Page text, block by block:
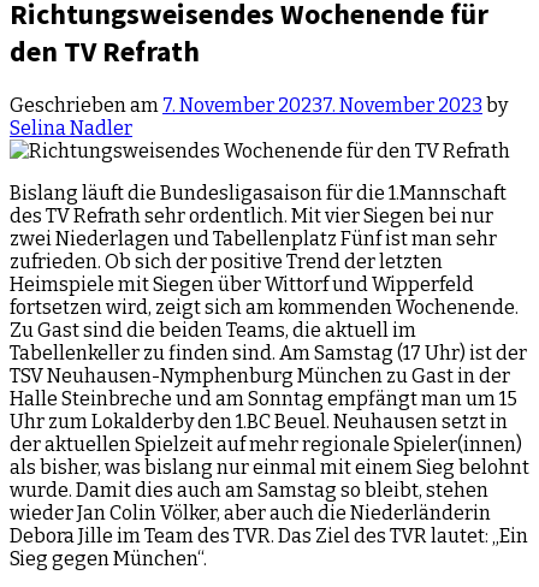
Richtungsweisendes Wochenende für
den TV Refrath
Geschrieben am 7. November 20237. November 2023 by
Selina Nadler
Bislang läuft die Bundesligasaison für die 1.Mannschaft
des TV Refrath sehr ordentlich. Mit vier Siegen bei nur
zwei Niederlagen und Tabellenplatz Fünf ist man sehr
zufrieden. Ob sich der positive Trend der letzten
Heimspiele mit Siegen über Wittorf und Wipperfeld
fortsetzen wird, zeigt sich am kommenden Wochenende.
Zu Gast sind die beiden Teams, die aktuell im
Tabellenkeller zu finden sind. Am Samstag (17 Uhr) ist der
TSV Neuhausen-Nymphenburg München zu Gast in der
Halle Steinbreche und am Sonntag empfängt man um 15
Uhr zum Lokalderby den 1.BC Beuel. Neuhausen setzt in
der aktuellen Spielzeit auf mehr regionale Spieler(innen)
als bisher, was bislang nur einmal mit einem Sieg belohnt
wurde. Damit dies auch am Samstag so bleibt, stehen
wieder Jan Colin Völker, aber auch die Niederländerin
Debora Jille im Team des TVR. Das Ziel des TVR lautet: „Ein
Sieg gegen München“.